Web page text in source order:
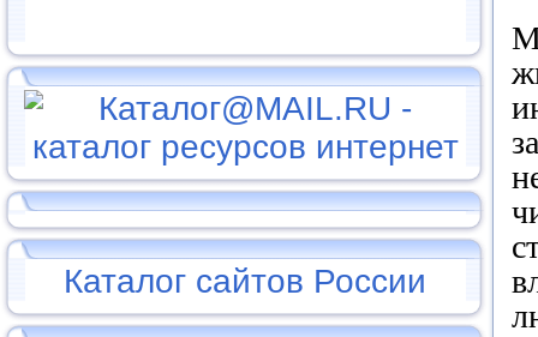
Каталог сайтов России